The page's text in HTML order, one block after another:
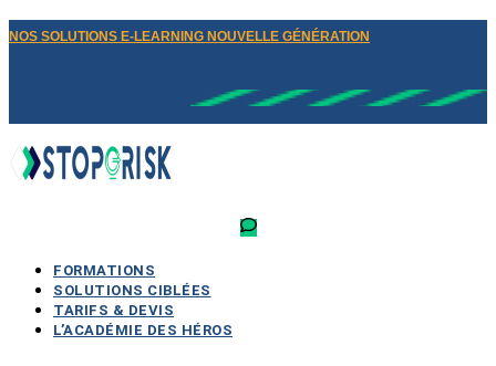
NOS SOLUTIONS E-LEARNING NOUVELLE GÉNÉRATION
FORMATIONS
SOLUTIONS CIBLÉES
TARIFS & DEVIS
L’ACADÉMIE DES HÉROS